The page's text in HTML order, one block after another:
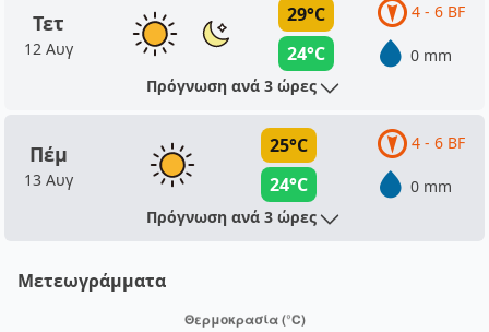
Τετ
12 Αυγ
29°C
24°C
4 - 6 BF
0 mm
Πρόγνωση ανά 3 ώρες
Πέμ
13 Αυγ
25°C
24°C
4 - 6 BF
0 mm
Πρόγνωση ανά 3 ώρες
Μετεωγράμματα